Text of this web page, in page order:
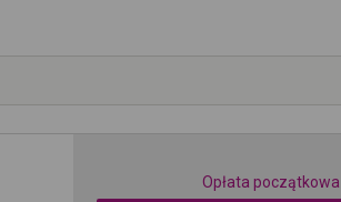
Opłata początkowa